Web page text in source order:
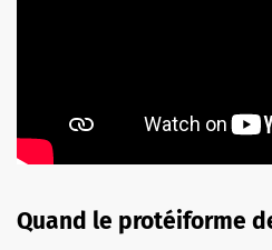
Quand le protéiforme